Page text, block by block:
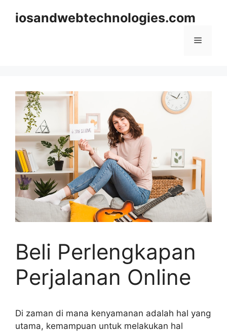
iosandwebtechnologies.com
Menu
Beli Perlengkapan
Perjalanan Online
Di zaman di mana kenyamanan adalah hal yang
utama, kemampuan untuk melakukan hal